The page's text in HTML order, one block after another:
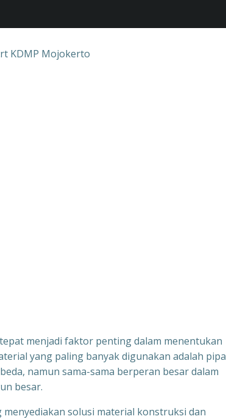
menjadi faktor penting dalam menentukan
yang paling banyak digunakan adalah pipa
namun sama-sama berperan besar dalam
besar.
solusi material konstruksi dan